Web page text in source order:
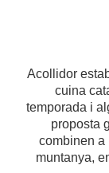
Acollidor
cuina
temporada i
proposta
combinen a
muntanya,